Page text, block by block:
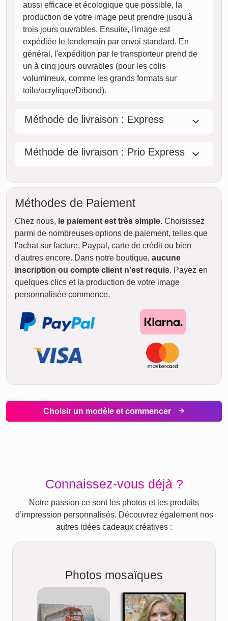
aussi efficace et écologique que possible, la
production de votre image peut prendre jusqu'à
trois jours ouvrables. Ensuite, l'image est
expédiée le lendemain par envoi standard. En
général, l'expédition par le transporteur prend de
un à cinq jours ouvrables (pour les colis
volumineux, comme les grands formats sur
toile/acrylique/Dibond).
Méthode de livraison : Express
Méthode de livraison : Prio Express
Méthodes de Paiement
Chez nous, le paiement est très simple. Choisissez
parmi de nombreuses options de paiement, telles que
l'achat sur facture, Paypal, carte de crédit ou bien
d'autres encore. Dans notre boutique, aucune
inscription ou compte client n'est requis. Payez en
quelques clics et la production de votre image
personnalisée commence.
Choisir un modèle et commencer
Connaissez-vous déjà ?
Notre passion ce sont les photos et les produits
d’impression personnalisés. Découvrez également nos
autres idées cadeaux créatives :
Photos mosaïques